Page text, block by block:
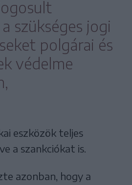
szükséges jogi
polgárai és
védelme
eszközök teljes
a szankciókat is.
azonban, hogy a